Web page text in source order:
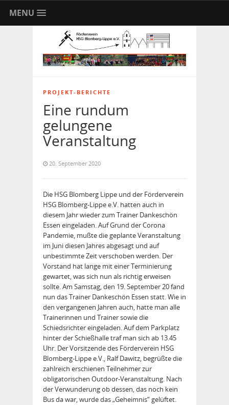
MENU
PROJEKT-BERICHTE
Eine rundum
gelungene
Veranstaltung
20. September 2020
Die HSG Blomberg Lippe und der Förderverein
HSG Blomberg-Lippe e.V. hatten auch in
diesem Jahr wieder zum Trainer Dankeschön
Essen eingeladen. Auf Grund der Corona
Pandemie, mußte die geplante Veranstaltung
im Juni diesen Jahres abgesagt und auf
unbestimmte Zeit verschoben werden. Der
Vorstand hat lange mit einer Terminierung
gewartet, was sich nun als richtig erweisen
sollte. Am Samstag, den 19. September 20 fand
nun das Trainer Dankeschön Essen statt. Wie in
den vergangenen Jahren auch, hatte man alle
Trainerinnen und Trainer sowie die
Schiedsrichter eingeladen. Auf dem Parkplatz
hinter der Schießhalle traf man sich ab 13.45
Uhr. Der Vorsitzende des Förderverein HSG
Blomberg-Lippe e.V., Ralf Dawitz, begrüßte die
zahlreich erschienen Teilnehmer zur
obligatorischen Outdoor-Veranstaltung. Nach
der Verwunderung ob dessen, das noch kein
Bus da war, wurde das „Geheimnis“ gelüftet.